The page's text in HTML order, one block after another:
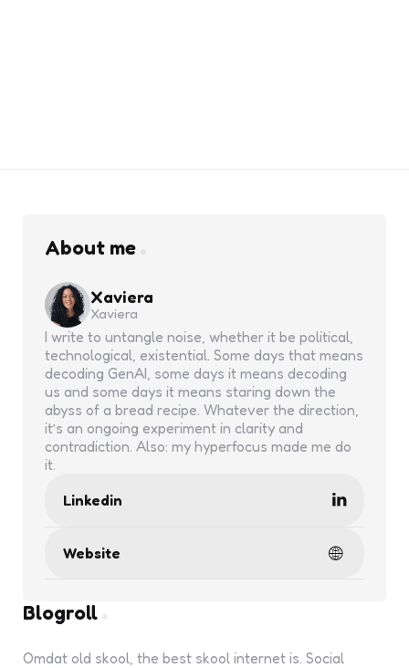
About me
Xaviera
Xaviera
I write to untangle noise, whether it be political,
technological, existential. Some days that means
decoding GenAI, some days it means decoding
us and some days it means staring down the
abyss of a bread recipe. Whatever the direction,
it’s an ongoing experiment in clarity and
contradiction. Also: my hyperfocus made me do
it.
Linkedin
Website
Blogroll
Omdat old skool, the best skool internet is. Social